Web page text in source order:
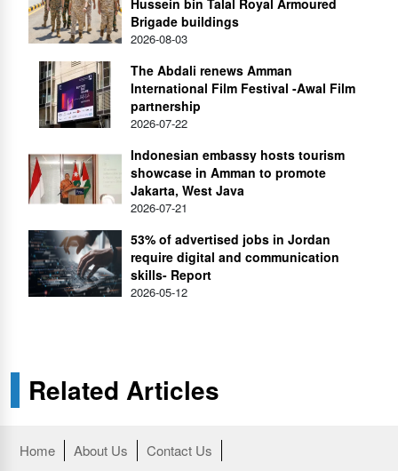
Hussein bin Talal Royal Armoured
Brigade buildings
2026-08-03
The Abdali renews Amman
International Film Festival -Awal Film
partnership
2026-07-22
Indonesian embassy hosts tourism
showcase in Amman to promote
Jakarta, West Java
2026-07-21
53% of advertised jobs in Jordan
require digital and communication
skills- Report
2026-05-12
Related Articles
Home About Us Contact Us